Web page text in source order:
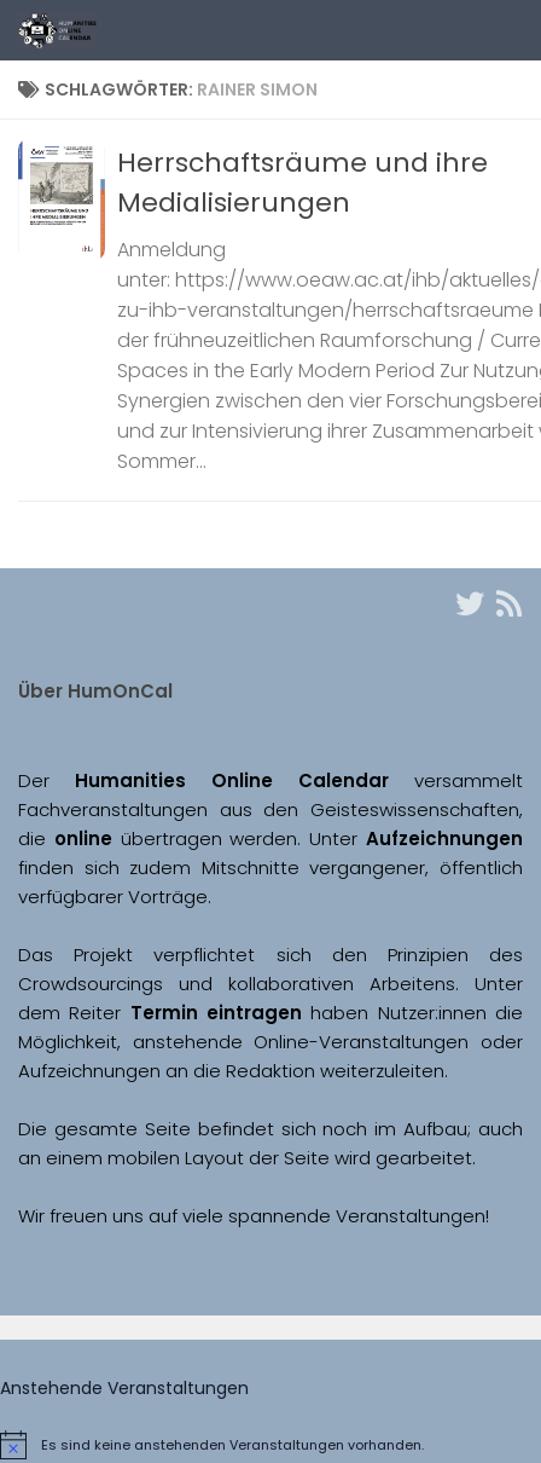
Zum Inhalt springen
SCHLAGWÖRTER: RAINER SIMON
Herrschaftsräume und ihre
Medialisierungen
Anmeldung
unter: https://www.oeaw.ac.at/ihb/
zu-ihb-veranstaltungen/herrschaftsraeume
der frühneuzeitlichen Raumforschung /
Spaces in the Early Modern Period Zur
Synergien zwischen den vier
und zur Intensivierung ihrer Zusammenarbeit
Sommer...
Über HumOnCal
Der Humanities Online Calendar versammelt
Fachveranstaltungen aus den Geisteswissenschaften,
die online übertragen werden. Unter Aufzeichnungen
finden sich zudem Mitschnitte vergangener, öffentlich
Das Projekt verpflichtet sich den Prinzipien des
Crowdsourcings und kollaborativen Arbeitens. Unter
dem Reiter Termin eintragen haben Nutzer:innen die
Möglichkeit, anstehende Online-Veranstaltungen oder
Aufzeichnungen an die Redaktion weiterzuleiten.
Die gesamte Seite befindet sich noch im Aufbau; auch
Wir freuen uns auf viele spannende Veranstaltungen!
Anstehende Veranstaltungen
HinweisEs sind keine anstehenden Veranstaltungen vorhanden.